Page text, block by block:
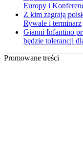
Europy i
Z kim zagrają
Rywale i terminarz
Gianni Infantino
będzie tolerancji
Promowane treści